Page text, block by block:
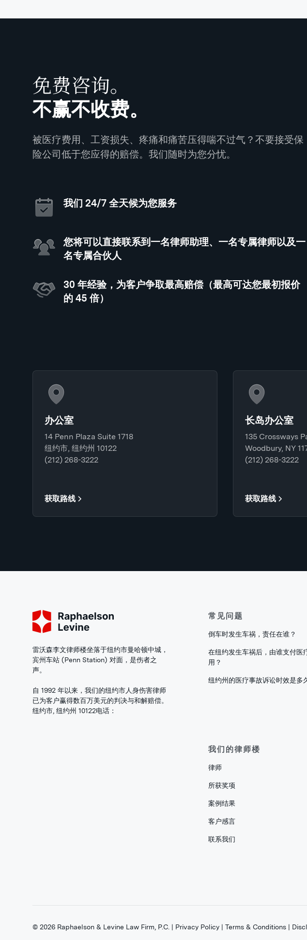
免费咨询。
不赢不收费。
被医疗费用、工资损失、疼痛和痛苦压得喘不过气？不要接受保
险公司低于您应得的赔偿。我们随时为您分忧。
我们 24/7 全天候为您服务
您将可以直接联系到一名律师助理、一名专属律师以及一
名专属合伙人
30 年经验，为客户争取最高赔偿（最高可达您最初报价
的 45 倍）
办公室
14 Penn Plaza Suite 1718
纽约市, 纽约州 10122
(212) 268-3222
获取路线
长岛办公室
135 Crossways
Woodbury, NY
(212) 268-3222
获取路线
雷沃森李文律师楼坐落于纽约市曼哈顿中城，
宾州车站 (Penn Station) 对面，是伤者之
声。
自 1992 年以来，我们的纽约市人身伤害律师
已为客户赢得数百万美元的判决与和解赔偿。
纽约市, 纽约州 10122电话：
常见问题
倒车时发生车祸，责任在谁？
在纽约发生车祸后，由谁支付医
用？
纽约州的医疗事故诉讼时效是多
我们的律师楼
律师
所获奖项
案例结果
客户感言
联系我们
©2026 Raphaelson & Levine Law Firm, P.C. | Privacy Policy |Terms & Conditions |